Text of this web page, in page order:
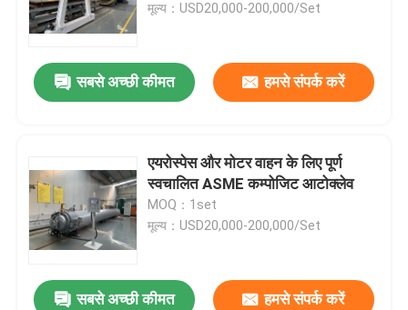
उत्पाद
वीडियो
हमारे बारे में
मूल्य：USD20,000-200,000/Set
सबसे अच्छी कीमत हमसे संपर्क करें
एयरोस्पेस और मोटर वाहन के लिए पूर्ण
स्वचालित ASME कम्पोजिट आटोक्लेव
MOQ：1set
मूल्य：USD20,000-200,000/Set
सबसे अच्छी कीमत हमसे संपर्क करें